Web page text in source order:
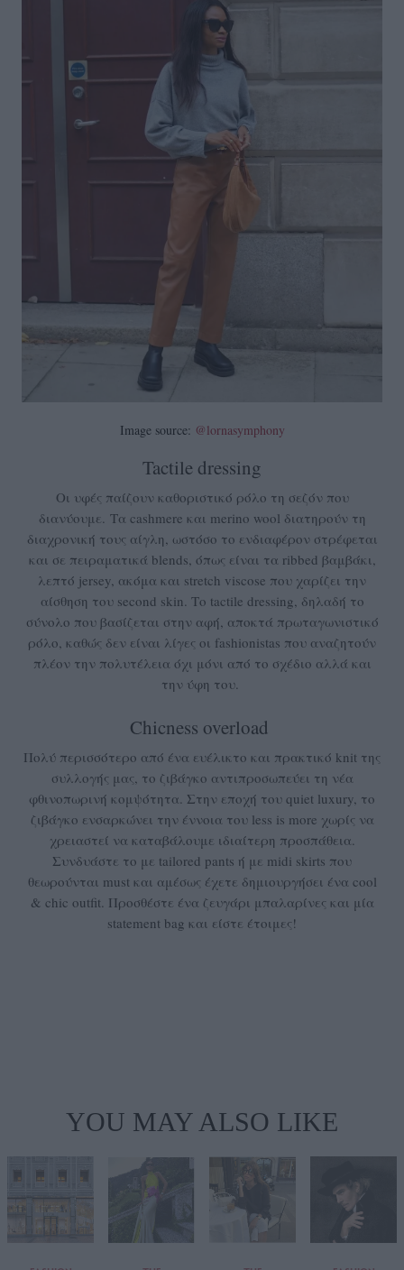
Image source: @lornasymphony
Tactile dressing
Οι υφές παίζουν καθοριστικό ρόλο τη σεζόν που
διανύουμε. Τα cashmere και merino wool διατηρούν τη
διαχρονική τους αίγλη, ωστόσο το ενδιαφέρον στρέφεται
και σε πειραματικά blends, όπως είναι τα ribbed βαμβάκι,
λεπτό jersey, ακόμα και stretch viscose που χαρίζει την
αίσθηση του second skin. Το tactile dressing, δηλαδή το
σύνολο που βασίζεται στην αφή, αποκτά πρωταγωνιστικό
ρόλο, καθώς δεν είναι λίγες οι fashionistas που αναζητούν
πλέον την πολυτέλεια όχι μόνι από το σχέδιο αλλά και
την ύφη του.
Chicness overload
Πολύ περισσότερο από ένα ευέλικτο και πρακτικό knit της
συλλογής μας, το ζιβάγκο αντιπροσωπεύει τη νέα
φθινοπωρινή κομψότητα. Στην εποχή του quiet luxury, το
ζιβάγκο ενσαρκώνει την έννοια του less is more χωρίς να
χρειαστεί να καταβάλουμε ιδιαίτερη προσπάθεια.
Συνδυάστε το με tailored pants ή με midi skirts που
θεωρούνται must και αμέσως έχετε δημιουργήσει ένα cool
& chic outfit. Προσθέστε ένα ζευγάρι μπαλαρίνες και μία
statement bag και είστε έτοιμες!
YOU MAY ALSO LIKE